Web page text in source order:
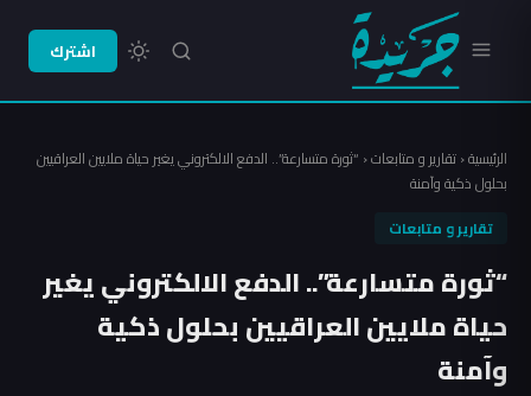
اشترك
الرئيسية‹تقارير و متابعات‹ “ثورة متسارعة”.. الدفع الالكتروني يغير حياة ملايين العراقيين
بحلول ذكية وآمنة
تقارير و متابعات
“ثورة متسارعة”.. الدفع الالكتروني يغير
حياة ملايين العراقيين بحلول ذكية
وآمنة